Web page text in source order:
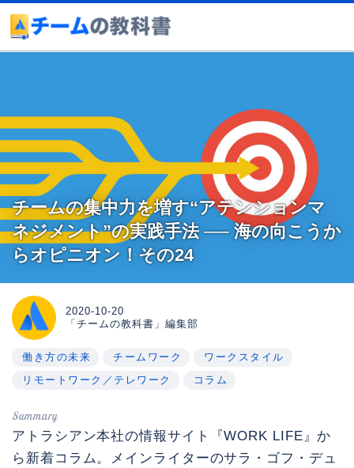
チームの集中力を増す“アテンションマ
ネジメント”の実践手法 ── 海の向こうか
らオピニオン！その24
2020-10-20
「チームの教科書」編集部
働き方の未来 チームワーク
ワークスタイル
リモートワーク／テレワーク
コラム
アトラシアン本社の情報サイト『WORK LIFE』か
ら新着コラム。メインライターのサラ・ゴフ・デュ